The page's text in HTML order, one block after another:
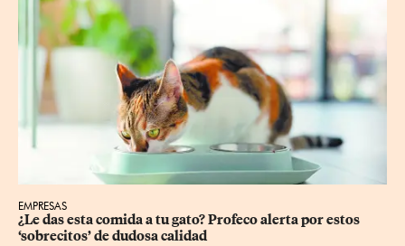
EMPRESAS
¿Le das esta comida a tu gato? Profeco alerta por estos
‘sobrecitos’ de dudosa calidad